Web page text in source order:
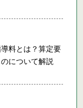
料とは？算定要
について解説